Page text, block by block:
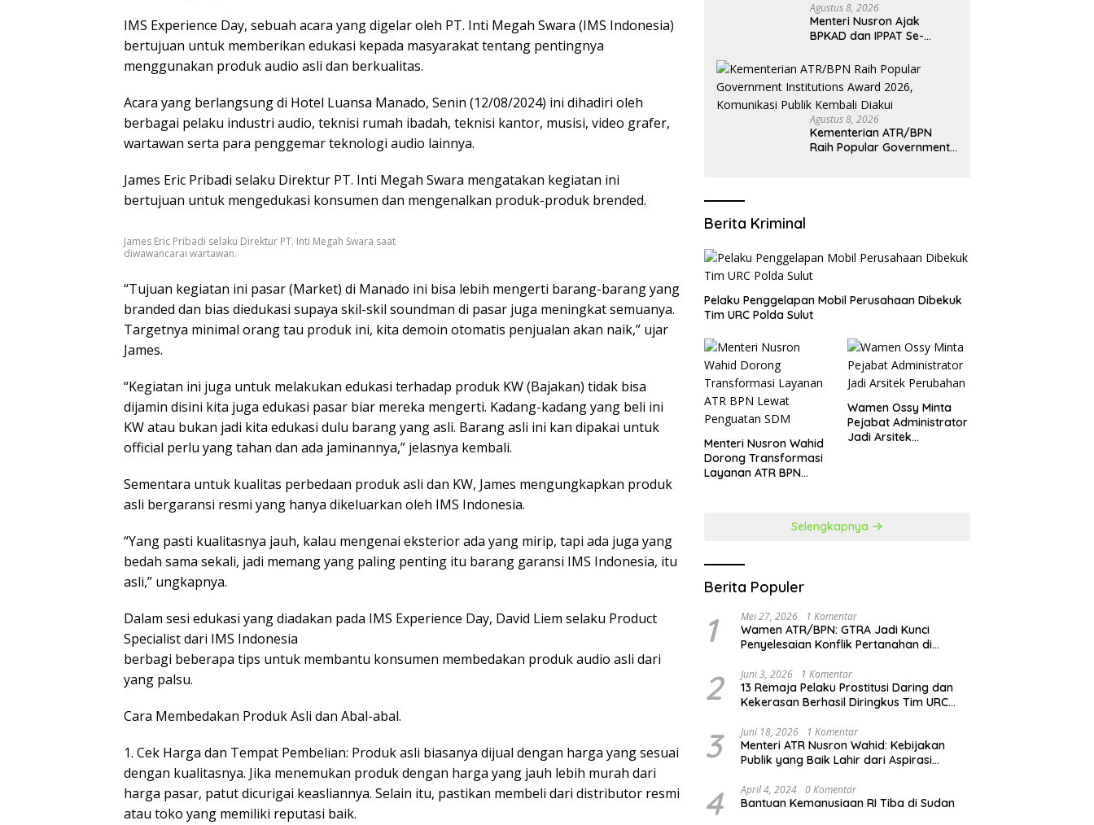
IMS Experience Day, sebuah acara yang digelar oleh PT. Inti Megah Swara (IMS Indonesia)
bertujuan untuk memberikan edukasi kepada masyarakat tentang pentingnya
menggunakan produk audio asli dan berkualitas.
Acara yang berlangsung di Hotel Luansa Manado, Senin (12/08/2024) ini dihadiri oleh
berbagai pelaku industri audio, teknisi rumah ibadah, teknisi kantor, musisi, video grafer,
wartawan serta para penggemar teknologi audio lainnya.
James Eric Pribadi selaku Direktur PT. Inti Megah Swara mengatakan kegiatan ini
bertujuan untuk mengedukasi konsumen dan mengenalkan produk-produk brended.
James Eric Pribadi selaku Direktur PT. Inti Megah Swara saat
diwawancarai wartawan.
“Tujuan kegiatan ini pasar (Market) di Manado ini bisa lebih mengerti barang-barang yang
branded dan bias diedukasi supaya skil-skil soundman di pasar juga meningkat semuanya.
Targetnya minimal orang tau produk ini, kita demoin otomatis penjualan akan naik,” ujar
James.
“Kegiatan ini juga untuk melakukan edukasi terhadap produk KW (Bajakan) tidak bisa
dijamin disini kita juga edukasi pasar biar mereka mengerti. Kadang-kadang yang beli ini
KW atau bukan jadi kita edukasi dulu barang yang asli. Barang asli ini kan dipakai untuk
official perlu yang tahan dan ada jaminannya,” jelasnya kembali.
Sementara untuk kualitas perbedaan produk asli dan KW, James mengungkapkan produk
asli bergaransi resmi yang hanya dikeluarkan oleh IMS Indonesia.
“Yang pasti kualitasnya jauh, kalau mengenai eksterior ada yang mirip, tapi ada juga yang
bedah sama sekali, jadi memang yang paling penting itu barang garansi IMS Indonesia, itu
asli,” ungkapnya.
Dalam sesi edukasi yang diadakan pada IMS Experience Day, David Liem selaku Product
Specialist dari IMS Indonesia
berbagi beberapa tips untuk membantu konsumen membedakan produk audio asli dari
yang palsu.
Cara Membedakan Produk Asli dan Abal-abal.
1. Cek Harga dan Tempat Pembelian: Produk asli biasanya dijual dengan harga yang sesuai
dengan kualitasnya. Jika menemukan produk dengan harga yang jauh lebih murah dari
harga pasar, patut dicurigai keasliannya. Selain itu, pastikan membeli dari distributor resmi
atau toko yang memiliki reputasi baik.
Agustus 8, 2026
Menteri Nusron Ajak
BPKAD dan IPPAT Se-
Layanan Pertanahan
Agustus 8, 2026
Kementerian ATR/BPN
Raih Popular Government
Berita Kriminal
​Pelaku Penggelapan Mobil Perusahaan Dibekuk
Tim URC Polda Sulut
​Menteri Nusron Wahid
Dorong Transformasi
Layanan ATR BPN
Wamen Ossy Minta
Pejabat Administrator
Jadi Arsitek
Selengkapnya
Berita Populer
1 Mei 27, 2026 1 Komentar
Wamen ATR/BPN: GTRA Jadi Kunci
Penyelesaian Konflik Pertanahan di
2 Juni 3, 2026 1 Komentar
13 Remaja Pelaku Prostitusi Daring dan
Kekerasan Berhasil Diringkus Tim URC
3 Juni 18, 2026 1 Komentar
Menteri ATR Nusron Wahid: Kebijakan
Publik yang Baik Lahir dari Aspirasi
4 April 4, 2024 0 Komentar
Bantuan Kemanusiaan RI Tiba di Sudan